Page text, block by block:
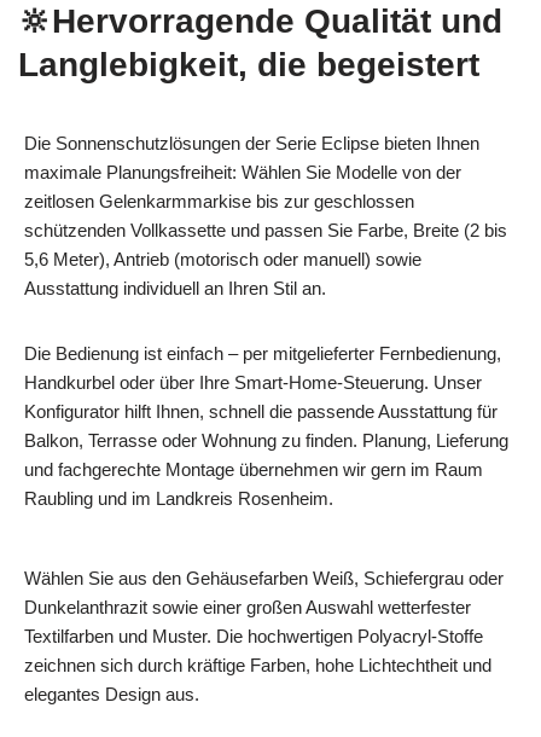
🔆Hervorragende Qualität und
Langlebigkeit, die begeistert
Die Sonnenschutzlösungen der Serie Eclipse bieten Ihnen
maximale Planungsfreiheit: Wählen Sie Modelle von der
zeitlosen Gelenkarmmarkise bis zur geschlossen
schützenden Vollkassette und passen Sie Farbe, Breite (2 bis
5,6 Meter), Antrieb (motorisch oder manuell) sowie
Ausstattung individuell an Ihren Stil an.
Die Bedienung ist einfach – per mitgelieferter Fernbedienung,
Handkurbel oder über Ihre Smart‑Home‑Steuerung. Unser
Konfigurator hilft Ihnen, schnell die passende Ausstattung für
Balkon, Terrasse oder Wohnung zu finden. Planung, Lieferung
und fachgerechte Montage übernehmen wir gern im Raum
Raubling und im Landkreis Rosenheim.
Wählen Sie aus den Gehäusefarben Weiß, Schiefergrau oder
Dunkelanthrazit sowie einer großen Auswahl wetterfester
Textilfarben und Muster. Die hochwertigen Polyacryl‑Stoffe
zeichnen sich durch kräftige Farben, hohe Lichtechtheit und
elegantes Design aus.